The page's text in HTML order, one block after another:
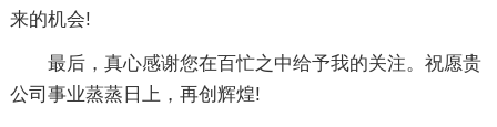
来的机会!
最后，真心感谢您在百忙之中给予我的关注。祝愿贵
公司事业蒸蒸日上，再创辉煌!